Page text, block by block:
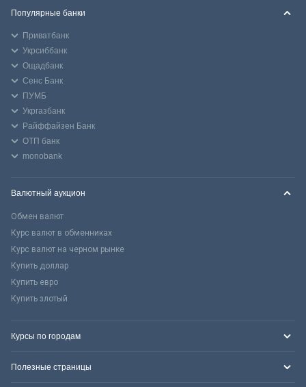
Популярные банки
Приватбанк
Укрсиббанк
Ощадбанк
Сенс Банк
ПУМБ
Укргазбанк
Райффайзен Банк
ОТП банк
monobank
Валютный аукцион
Обмен валют
Курс валют в обменниках
Курс валют на черном рынке
Купить доллар
Купить евро
Купить злотый
Курсы по городам
Полезные страницы